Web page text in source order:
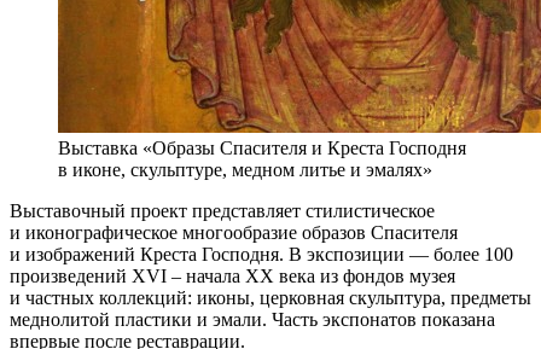
Выставка «Образы Спасителя и Креста Господня
в иконе, скульптуре, медном литье и эмалях»
Выставочный проект представляет стилистическое
и иконографическое многообразие образов Спасителя
и изображений Креста Господня. В экспозиции — более 100
произведений XVI – начала XX века из фондов музея
и частных коллекций: иконы, церковная скульптура, предметы
меднолитой пластики и эмали. Часть экспонатов показана
впервые после реставрации.